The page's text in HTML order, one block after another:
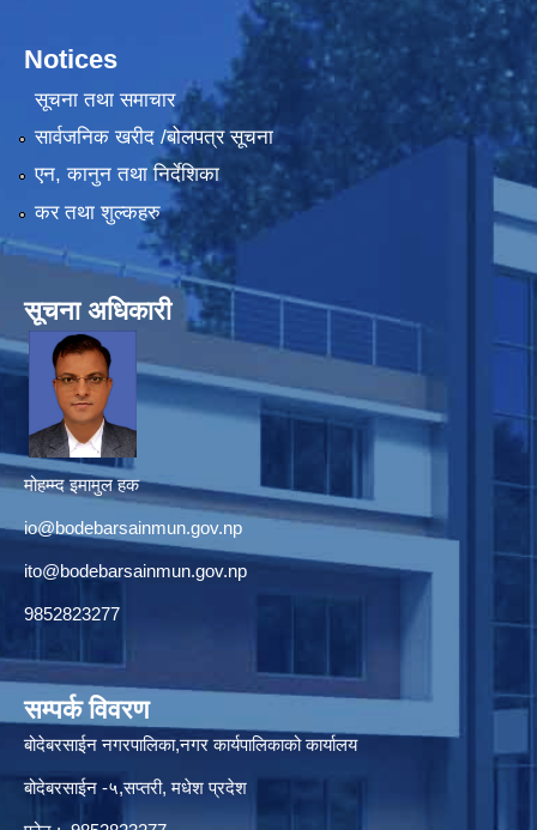
Notices
सूचना तथा समाचार
सार्वजनिक खरीद /बोलपत्र सूचना
एन, कानुन तथा निर्देशिका
कर तथा शुल्कहरु
सूचना अधिकारी
मोहम्म्द इमामुल हक
io@bodebarsainmun.gov.np
ito@bodebarsainmun.gov.np
9852823277
सम्पर्क विवरण
बोदेबरसाईन नगरपालिका,नगर कार्यपालिकाको कार्यालय
बोदेबरसाईन -५,सप्तरी, मधेश प्रदेश